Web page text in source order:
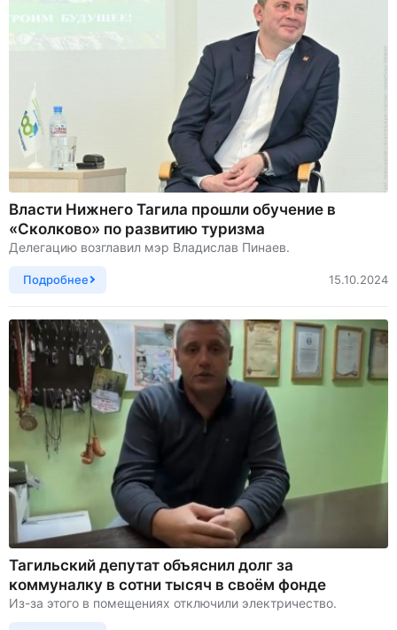
Власти Нижнего Тагила прошли обучение в
«Сколково» по развитию туризма
Делегацию возглавил мэр Владислав Пинаев.
Подробнее 15.10.2024
Тагильский депутат объяснил долг за
коммуналку в сотни тысяч в своём фонде
Из-за этого в помещениях отключили электричество.